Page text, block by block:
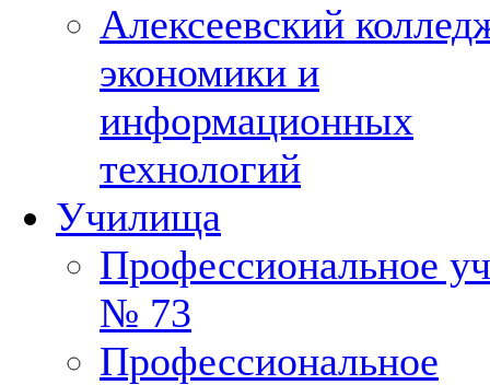
Алексеевский
экономики и
информационных
технологий
Училища
Профессиональное
№ 73
Профессиональное